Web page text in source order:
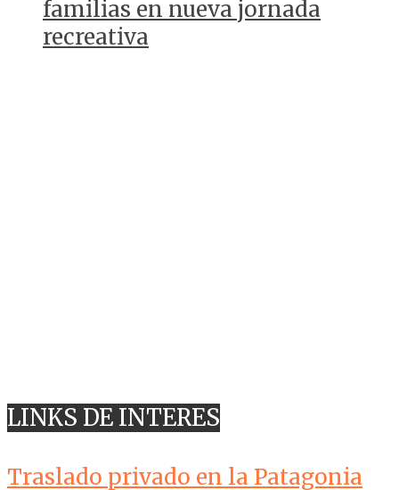
familias en nueva jornada
recreativa
LINKS DE INTERES
Traslado privado en la Patagonia